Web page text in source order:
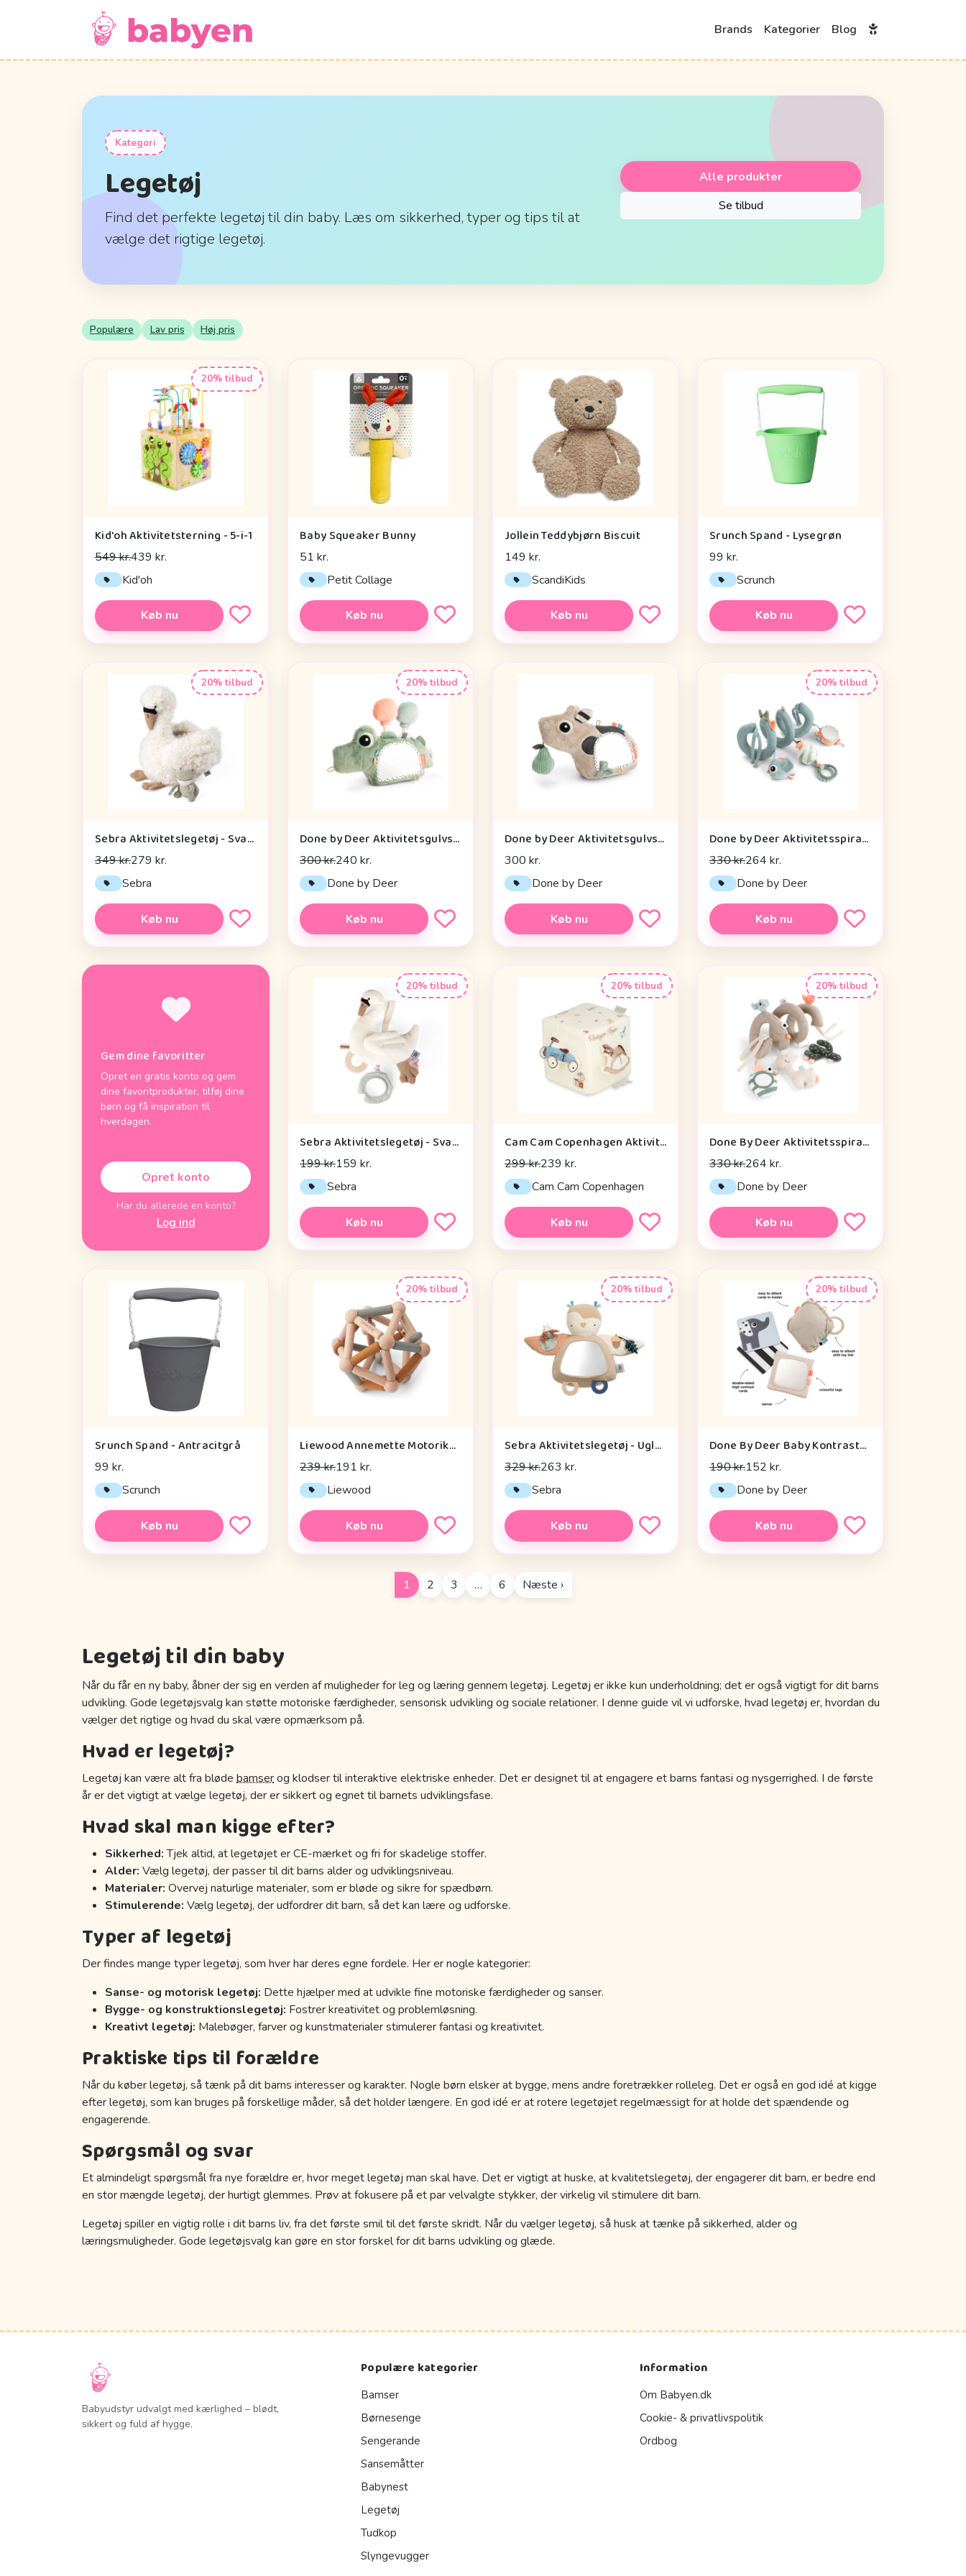
Brands Kategorier Blog
Kategori
Legetøj
Find det perfekte legetøj til din baby. Læs om sikkerhed, typer og tips til at
vælge det rigtige legetøj.
Alle produkter
Se tilbud
Populære Lav pris Høj pris
20% tilbud
Kid'oh Aktivitetsterning - 5-i-1
549 kr.439 kr.
Kid'oh
Køb nu
Baby Squeaker Bunny
51 kr.
Petit Collage
Køb nu
Jollein Teddybjørn Biscuit
149 kr.
ScandiKids
Køb nu
Srunch Spand - Lysegrøn
99 kr.
Scrunch
Køb nu
20% tilbud
Sebra Aktivitetslegetøj - Svane
349 kr.279 kr.
Sebra
Køb nu
20% tilbud
Done by Deer Aktivitetsgulvspejl - Croco - Grøn
300 kr.240 kr.
Done by Deer
Køb nu
Done by Deer Aktivitetsgulvspejl - Dotti - Sand
300 kr.
Done by Deer
Køb nu
20% tilbud
Done by Deer Aktivitetsspiral - Celebration - Blå
330 kr.264 kr.
Done by Deer
Køb nu
Gem dine favoritter
Opret en gratis konto og gem
dine favoritprodukter, tilføj dine
børn og få inspiration til
hverdagen.
Opret konto
Har du allerede en konto?
Log ind
20% tilbud
Sebra Aktivitetslegetøj - Svane
199 kr.159 kr.
Sebra
Køb nu
20% tilbud
Cam Cam Copenhagen Aktivitetsterning - OCS - Vintage Toys
299 kr.239 kr.
Cam Cam Copenhagen
Køb nu
20% tilbud
Done By Deer Aktivitetsspiral - Lalee Sand
330 kr.264 kr.
Done by Deer
Køb nu
Srunch Spand - Antracitgrå
99 kr.
Scrunch
Køb nu
20% tilbud
Liewood Annemette Motorikbold - Mustard Multi Mix
239 kr.191 kr.
Liewood
Køb nu
20% tilbud
Sebra Aktivitetslegetøj - Uglen Blinky
329 kr.263 kr.
Sebra
Køb nu
20% tilbud
Done By Deer Baby Kontrastkortholder - Deer Friends - Sand
190 kr.152 kr.
Done by Deer
Køb nu
1 2 3 … 6 Næste ›
Legetøj til din baby
Når du får en ny baby, åbner der sig en verden af muligheder for leg og læring gennem legetøj. Legetøj er ikke kun underholdning; det er også vigtigt for dit barns
udvikling. Gode legetøjsvalg kan støtte motoriske færdigheder, sensorisk udvikling og sociale relationer. I denne guide vil vi udforske, hvad legetøj er, hvordan du
vælger det rigtige og hvad du skal være opmærksom på.
Hvad er legetøj?
Legetøj kan være alt fra bløde bamserog klodser til interaktive elektriske enheder. Det er designet til at engagere et barns fantasi og nysgerrighed. I de første
år er det vigtigt at vælge legetøj, der er sikkert og egnet til barnets udviklingsfase.
Hvad skal man kigge efter?
Sikkerhed:Tjek altid, at legetøjet er CE-mærket og fri for skadelige stoffer.
Alder: Vælg legetøj, der passer til dit barns alder og udviklingsniveau.
Materialer: Overvej naturlige materialer, som er bløde og sikre for spædbørn.
Stimulerende: Vælg legetøj, der udfordrer dit barn, så det kan lære og udforske.
Typer af legetøj
Der findes mange typer legetøj, som hver har deres egne fordele. Her er nogle kategorier:
Sanse- og motorisk legetøj: Dette hjælper med at udvikle fine motoriske færdigheder og sanser.
Bygge- og konstruktionslegetøj: Fostrer kreativitet og problemløsning.
Kreativt legetøj: Malebøger, farver og kunstmaterialer stimulerer fantasi og kreativitet.
Praktiske tips til forældre
Når du køber legetøj, så tænk på dit barns interesser og karakter. Nogle børn elsker at bygge, mens andre foretrækker rolleleg. Det er også en god idé at kigge
efter legetøj, som kan bruges på forskellige måder, så det holder længere. En god idé er at rotere legetøjet regelmæssigt for at holde det spændende og
engagerende.
Spørgsmål og svar
Et almindeligt spørgsmål fra nye forældre er, hvor meget legetøj man skal have. Det er vigtigt at huske, at kvalitetslegetøj, der engagerer dit barn, er bedre end
en stor mængde legetøj, der hurtigt glemmes. Prøv at fokusere på et par velvalgte stykker, der virkelig vil stimulere dit barn.
Legetøj spiller en vigtig rolle i dit barns liv, fra det første smil til det første skridt. Når du vælger legetøj, så husk at tænke på sikkerhed, alder og
læringsmuligheder. Gode legetøjsvalg kan gøre en stor forskel for dit barns udvikling og glæde.
Babyudstyr udvalgt med kærlighed – blødt,
sikkert og fuld af hygge.
Populære kategorier
Bamser
Børnesenge
Sengerande
Sansemåtter
Babynest
Legetøj
Tudkop
Slyngevugger
Information
Om Babyen.dk
Cookie- & privatlivspolitik
Ordbog